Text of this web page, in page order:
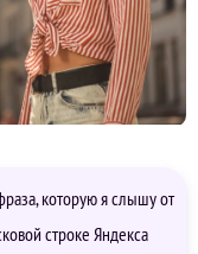
которую я слышу от
строке Яндекса